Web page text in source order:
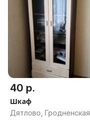
40 р.
Шкаф
Дятлово, Гродненская